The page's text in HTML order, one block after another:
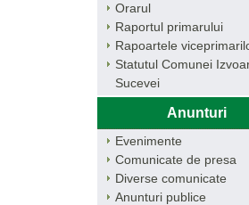
Orarul
Raportul primarului
Rapoartele
Statutul Comunei
Sucevei
Anunturi
Evenimente
Comunicate de presa
Diverse comunicate
Anunturi publice